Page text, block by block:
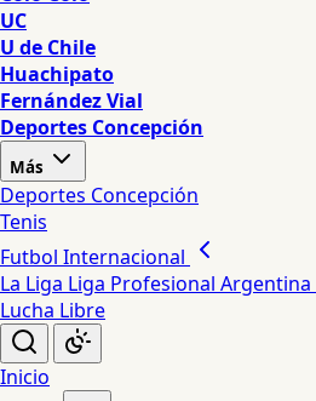
UC
U de Chile
Huachipato
Fernández Vial
Deportes Concepción
Más
Deportes Concepción
Tenis
Futbol Internacional
La Liga Liga Profesional Argentina
Lucha Libre
Inicio